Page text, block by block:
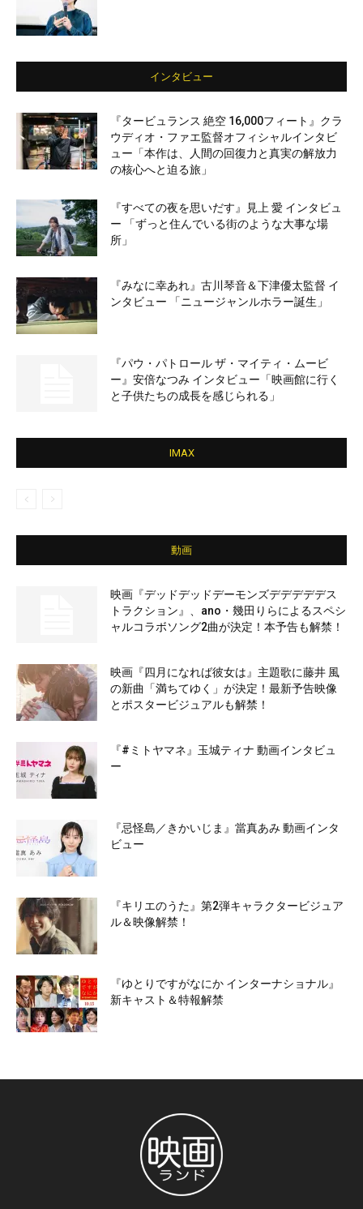
インタビュー
『タービュランス 絶空 16,000フィート』クラ
ウディオ・ファエ監督オフィシャルインタビ
ュー「本作は、人間の回復力と真実の解放力
の核心へと迫る旅」
『すべての夜を思いだす』見上 愛 インタビュ
ー 「ずっと住んでいる街のような大事な場
所」
『みなに幸あれ』古川琴音＆下津優太監督 イ
ンタビュー 「ニュージャンルホラー誕生」
『パウ・パトロール ザ・マイティ・ムービ
ー』安倍なつみ インタビュー「映画館に行く
と子供たちの成長を感じられる」
IMAX
動画
映画『デッドデッドデーモンズデデデデデス
トラクション』、ano・幾田りらによるスペシ
ャルコラボソング2曲が決定！本予告も解禁！
映画『四月になれば彼女は』主題歌に藤井 風
の新曲「満ちてゆく」が決定！最新予告映像
とポスタービジュアルも解禁！
『#ミトヤマネ』玉城ティナ 動画インタビュ
ー
『忌怪島／きかいじま』當真あみ 動画インタ
ビュー
『キリエのうた』第2弾キャラクタービジュア
ル＆映像解禁！
『ゆとりですがなにか インターナショナル』
新キャスト＆特報解禁